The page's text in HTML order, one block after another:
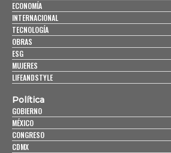
ECONOMÍA
INTERNACIONAL
TECNOLOGÍA
OBRAS
ESG
MUJERES
LIFEANDSTYLE
Política
GOBIERNO
MÉXICO
CONGRESO
CDMX